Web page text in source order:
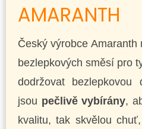
AMARANTH
Český výrobce Amaranth
bezlepkových směsí pro
dodržovat bezlepkovou
jsou pečlivě vybírány,
kvalitu, tak skvělou